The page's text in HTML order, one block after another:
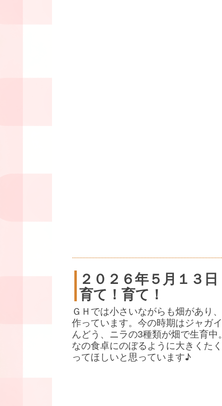
２０２６年５月１３日
育て！育て！
ＧＨでは小さいながらも畑があり
作っています。今の時期はジャガ
んどう、ニラの3種類が畑で生育中
なの食卓にのぼるように大きくた
ってほしいと思っています♪